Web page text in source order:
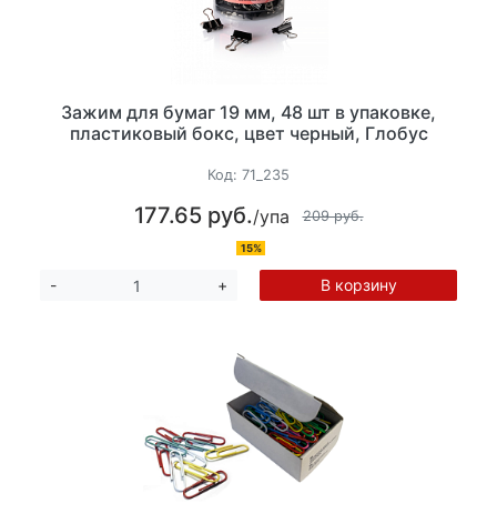
Зажим для бумаг 19 мм, 48 шт в упаковке,
пластиковый бокс, цвет черный, Глобус
Код: 71_235
177.65 руб./упа 209 руб.
15%
- + В корзину